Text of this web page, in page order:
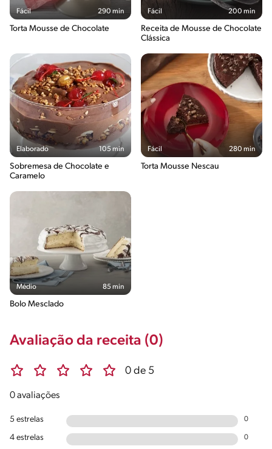
Fácil 290 min
Torta Mousse de Chocolate
Fácil 200 min
Receita de Mousse de Chocolate
Clássica
Elaborado 105 min
Sobremesa de Chocolate e
Caramelo
Fácil 280 min
Torta Mousse Nescau
Médio 85 min
Bolo Mesclado
Avaliação da receita (0)
0 de 5
0 avaliações
5 estrelas 0
4 estrelas 0